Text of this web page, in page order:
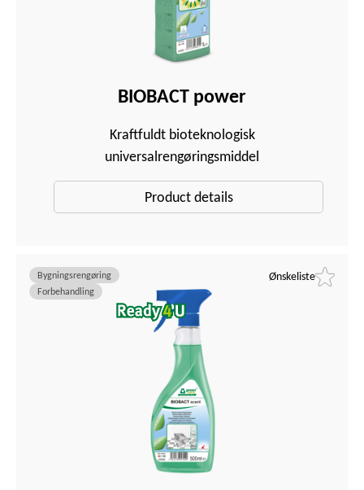
BIOBACT power
Kraftfuldt bioteknologisk
universalrengøringsmiddel
Product details
Ønskeliste
Bygningsrengøring
Forbehandling